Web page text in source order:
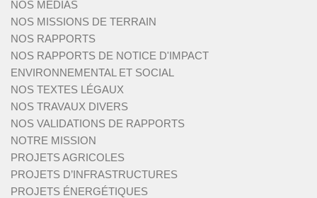
NOS MÉDIAS
NOS MISSIONS DE TERRAIN
NOS RAPPORTS
NOS RAPPORTS DE NOTICE D'IMPACT
ENVIRONNEMENTAL ET SOCIAL
NOS TEXTES LÉGAUX
NOS TRAVAUX DIVERS
NOS VALIDATIONS DE RAPPORTS
NOTRE MISSION
PROJETS AGRICOLES
PROJETS D’INFRASTRUCTURES
PROJETS ÉNERGÉTIQUES